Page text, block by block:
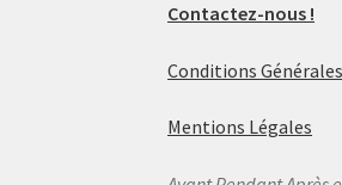
Contactez-nous !
Conditions
Mentions Légales